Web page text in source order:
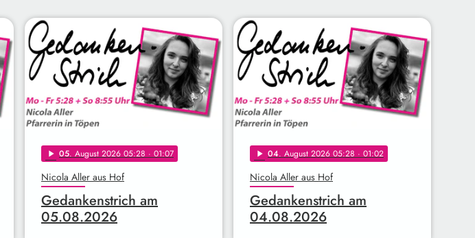
play_arrow 05. August 2026 05:28 · 01:07
Nicola Aller aus Hof
Gedankenstrich am
05.08.2026
play_arrow 04. August 2026 05:28 · 01:02
Nicola Aller aus Hof
Gedankenstrich am
04.08.2026